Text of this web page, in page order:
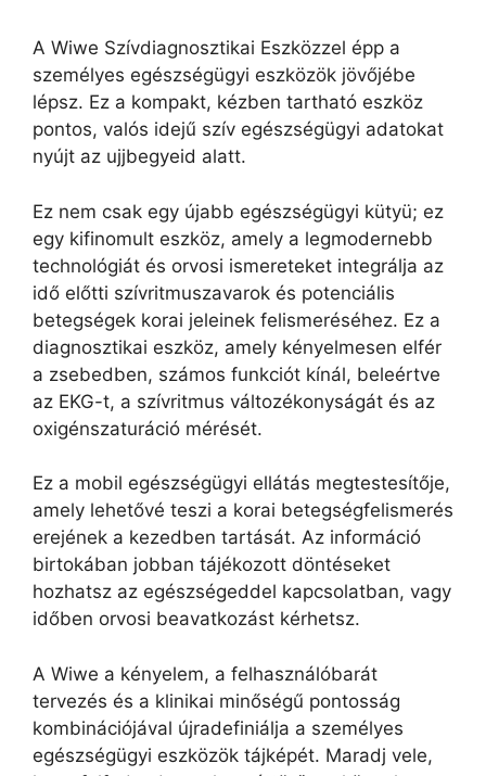
A Wiwe Szívdiagnosztikai Eszközzel épp a
személyes egészségügyi eszközök jövőjébe
lépsz. Ez a kompakt, kézben tartható eszköz
pontos, valós idejű szív egészségügyi adatokat
nyújt az ujjbegyeid alatt.
Ez nem csak egy újabb egészségügyi kütyü; ez
egy kifinomult eszköz, amely a legmodernebb
technológiát és orvosi ismereteket integrálja az
idő előtti szívritmuszavarok és potenciális
betegségek korai jeleinek felismeréséhez. Ez a
diagnosztikai eszköz, amely kényelmesen elfér
a zsebedben, számos funkciót kínál, beleértve
az EKG-t, a szívritmus változékonyságát és az
oxigénszaturáció mérését.
Ez a mobil egészségügyi ellátás megtestesítője,
amely lehetővé teszi a korai betegségfelismerés
erejének a kezedben tartását. Az információ
birtokában jobban tájékozott döntéseket
hozhatsz az egészségeddel kapcsolatban, vagy
időben orvosi beavatkozást kérhetsz.
A Wiwe a kényelem, a felhasználóbarát
tervezés és a klinikai minőségű pontosság
kombinációjával újradefiniálja a személyes
egészségügyi eszközök tájképét. Maradj vele,